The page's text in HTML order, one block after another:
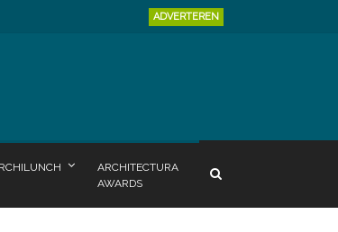
ADVERTEREN
ARCHITECTURA
AWARDS